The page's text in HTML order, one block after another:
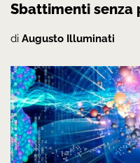
Sbattimenti senza
di Augusto Illuminati